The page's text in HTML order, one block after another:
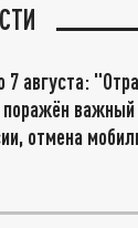
7 августа:
важный
отмена